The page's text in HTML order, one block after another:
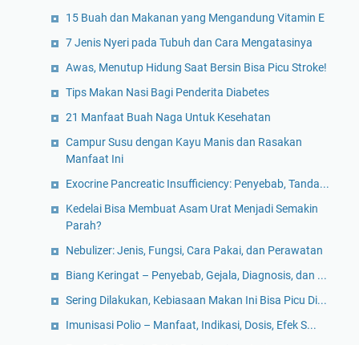
15 Buah dan Makanan yang Mengandung Vitamin E
7 Jenis Nyeri pada Tubuh dan Cara Mengatasinya
Awas, Menutup Hidung Saat Bersin Bisa Picu Stroke!
Tips Makan Nasi Bagi Penderita Diabetes
21 Manfaat Buah Naga Untuk Kesehatan
Campur Susu dengan Kayu Manis dan Rasakan
Manfaat Ini
Exocrine Pancreatic Insufficiency: Penyebab, Tanda...
Kedelai Bisa Membuat Asam Urat Menjadi Semakin
Parah?
Nebulizer: Jenis, Fungsi, Cara Pakai, dan Perawatan
Biang Keringat – Penyebab, Gejala, Diagnosis, dan ...
Sering Dilakukan, Kebiasaan Makan Ini Bisa Picu Di...
Imunisasi Polio – Manfaat, Indikasi, Dosis, Efek S...